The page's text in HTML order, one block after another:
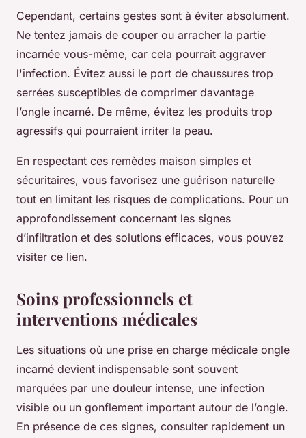
Cependant, certains gestes sont à éviter absolument.
Ne tentez jamais de couper ou arracher la partie
incarnée vous-même, car cela pourrait aggraver
l'infection. Évitez aussi le port de chaussures trop
serrées susceptibles de comprimer davantage
l’ongle incarné. De même, évitez les produits trop
agressifs qui pourraient irriter la peau.
En respectant ces remèdes maison simples et
sécuritaires, vous favorisez une guérison naturelle
tout en limitant les risques de complications. Pour un
approfondissement concernant les signes
d’infiltration et des solutions efficaces, vous pouvez
visiter ce lien.
Soins professionnels et
interventions médicales
Les situations où une prise en charge médicale ongle
incarné devient indispensable sont souvent
marquées par une douleur intense, une infection
visible ou un gonflement important autour de l’ongle.
En présence de ces signes, consulter rapidement un